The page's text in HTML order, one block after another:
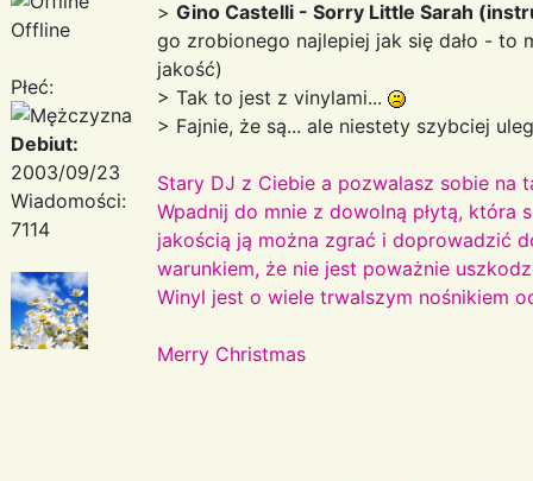
Offline
Płeć:
Debiut:
2003/09/23
Wiadomości:
7114
> Gino Castelli - Sorry Little Sarah
go zrobionego najlepiej jak się dało - to
jakość)
> Tak to jest z vinylami...
> Fajnie, że są... ale niestety szybciej
Stary DJ z Ciebie a pozwalasz sobie na
Wpadnij do mnie z dowolną płytą, która
jakością ją można zgrać i doprowadzić
warunkiem, że nie jest poważnie
Winyl jest o wiele trwalszym nośnikiem
Merry Christmas